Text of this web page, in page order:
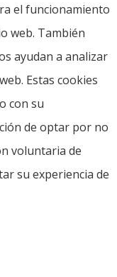
el funcionamiento
web. También
ayudan a analizar
Estas cookies
con su
de optar por no
voluntaria de
su experiencia de